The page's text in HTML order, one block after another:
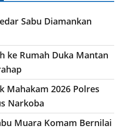
Sabu Diamankan
ke Rumah Duka Mantan
Mahakam 2026 Polres
Narkoba
Muara Komam Bernilai